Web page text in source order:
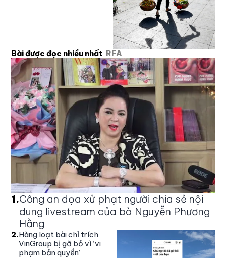
Bài được đọc nhiều nhất RFA
1.Công an dọa xử phạt người chia sẻ nội
dung livestream của bà Nguyễn Phương
Hằng
2.Hàng loạt bài chỉ trích
VinGroup bị gỡ bỏ vì ‘vi
phạm bản quyền’